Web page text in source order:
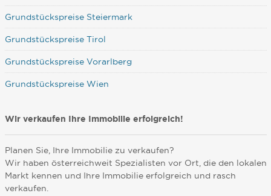
Grundstückspreise Steiermark
Grundstückspreise Tirol
Grundstückspreise Vorarlberg
Grundstückspreise Wien
Wir verkaufen Ihre Immobilie erfolgreich!
Planen Sie, Ihre Immobilie zu verkaufen?
Wir haben österreichweit Spezialisten vor Ort, die den lokalen
Markt kennen und Ihre Immobilie erfolgreich und rasch
verkaufen.